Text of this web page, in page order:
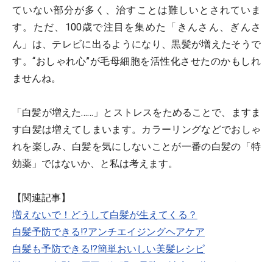
ていない部分が多く、治すことは難しいとされていま
す。ただ、100歳で注目を集めた「きんさん、ぎんさ
ん」は、テレビに出るようになり、黒髪が増えたそうで
す。“おしゃれ心”が毛母細胞を活性化させたのかもしれ
ませんね。
「白髪が増えた……」とストレスをためることで、ますま
す白髪は増えてしまいます。カラーリングなどでおしゃ
れを楽しみ、白髪を気にしないことが一番の白髪の「特
効薬」ではないか、と私は考えます。
【関連記事】
増えないで！どうして白髪が生えてくる？
白髪予防できる!?アンチエイジングヘアケア
白髪も予防できる!?簡単おいしい美髪レシピ